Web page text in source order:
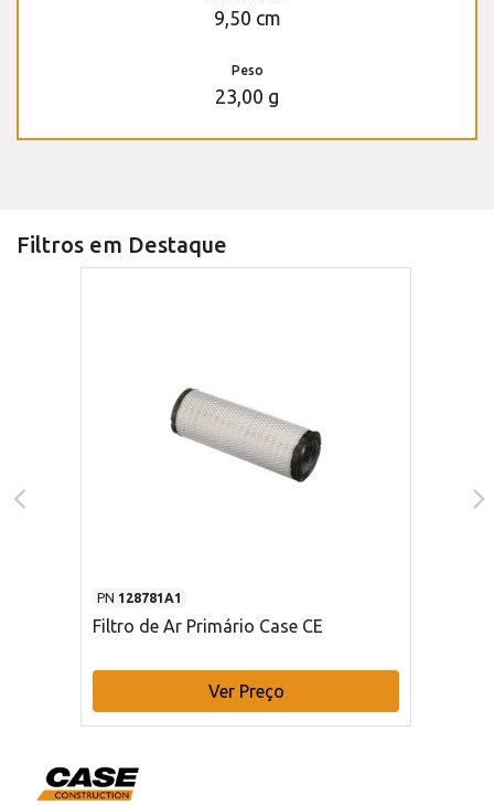
9,50 cm
Peso
23,00 g
Filtros em Destaque
PN 128781A1
Filtro de Ar Primário Case CE
Ver Preço